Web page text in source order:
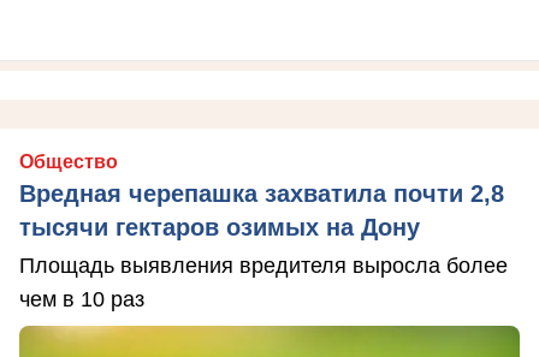
Общество
Вредная черепашка захватила почти 2,8
тысячи гектаров озимых на Дону
Площадь выявления вредителя выросла более
чем в 10 раз